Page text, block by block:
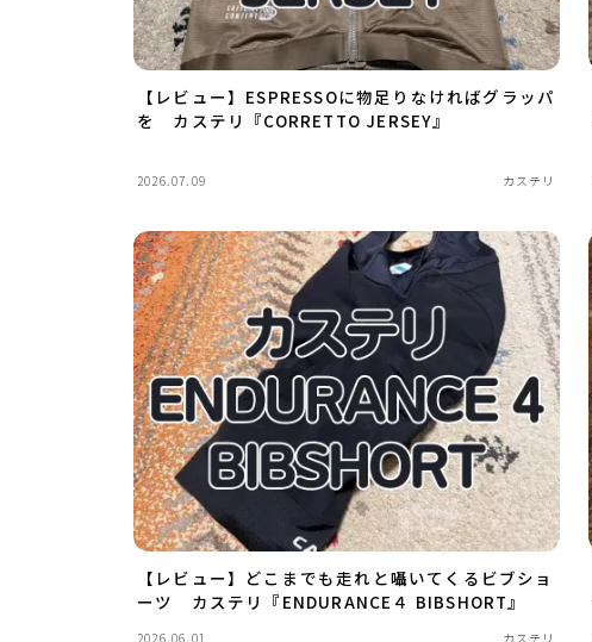
【レビュー】ESPRESSOに物足りなければグラッパ
を カステリ『CORRETTO JERSEY』
2026.07.09 カステリ
【レビュー】どこまでも走れと囁いてくるビブショ
ーツ カステリ『ENDURANCE４ BIBSHORT』
2026.06.01 カステリ